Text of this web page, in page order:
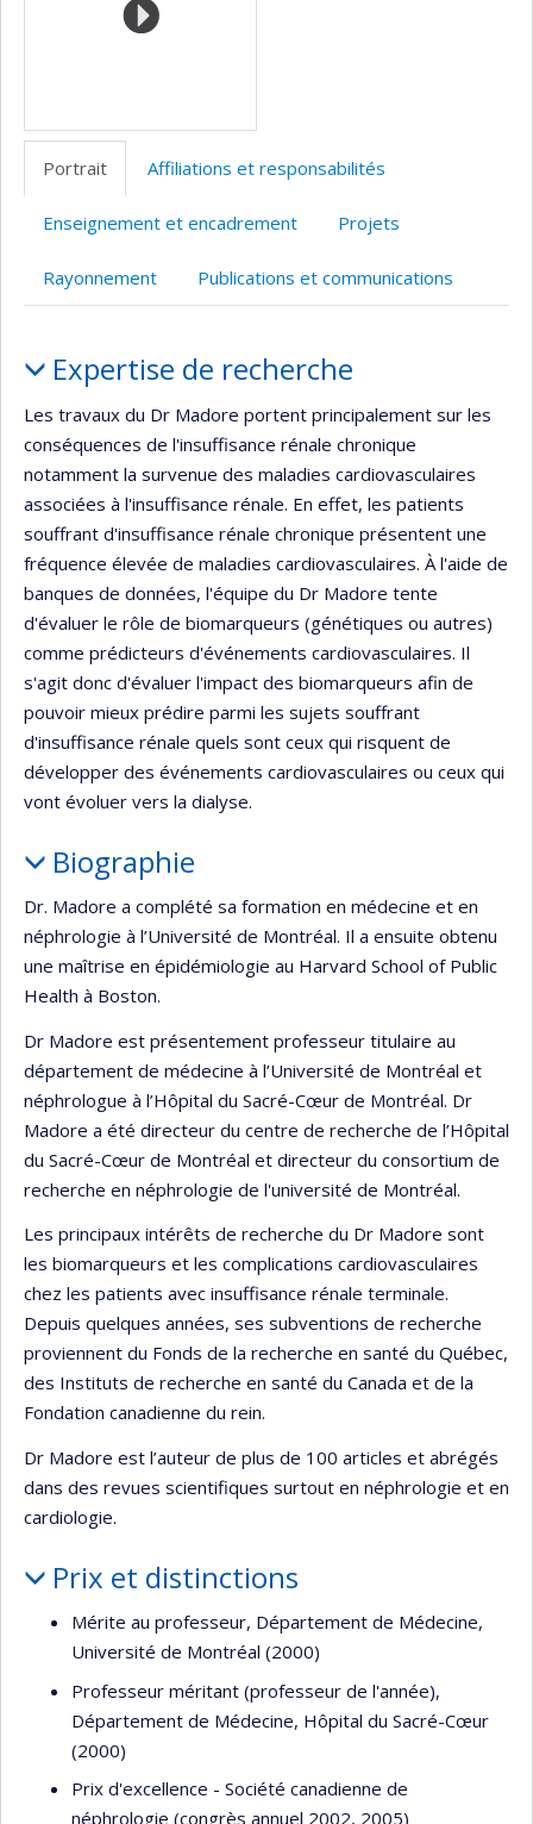
Portrait Affiliations et responsabilités
Enseignement et encadrement Projets
Rayonnement Publications et communications
Expertise de recherche
Les travaux du Dr Madore portent principalement sur les
conséquences de l'insuffisance rénale chronique
notamment la survenue des maladies cardiovasculaires
associées à l'insuffisance rénale. En effet, les patients
souffrant d'insuffisance rénale chronique présentent une
fréquence élevée de maladies cardiovasculaires. À l'aide de
banques de données, l'équipe du Dr Madore tente
d'évaluer le rôle de biomarqueurs (génétiques ou autres)
comme prédicteurs d'événements cardiovasculaires. Il
s'agit donc d'évaluer l'impact des biomarqueurs afin de
pouvoir mieux prédire parmi les sujets souffrant
d'insuffisance rénale quels sont ceux qui risquent de
développer des événements cardiovasculaires ou ceux qui
vont évoluer vers la dialyse.
Biographie
Dr. Madore a complété sa formation en médecine et en
néphrologie à l’Université de Montréal. Il a ensuite obtenu
une maîtrise en épidémiologie au Harvard School of Public
Health à Boston.
Dr Madore est présentement professeur titulaire au
département de médecine à l’Université de Montréal et
néphrologue à l’Hôpital du Sacré-Cœur de Montréal. Dr
Madore a été directeur du centre de recherche de l’Hôpital
du Sacré-Cœur de Montréal et directeur du consortium de
recherche en néphrologie de l'université de Montréal.
Les principaux intérêts de recherche du Dr Madore sont
les biomarqueurs et les complications cardiovasculaires
chez les patients avec insuffisance rénale terminale.
Depuis quelques années, ses subventions de recherche
proviennent du Fonds de la recherche en santé du Québec,
des Instituts de recherche en santé du Canada et de la
Fondation canadienne du rein.
Dr Madore est l’auteur de plus de 100 articles et abrégés
dans des revues scientifiques surtout en néphrologie et en
cardiologie.
Prix et distinctions
Mérite au professeur, Département de Médecine,
Université de Montréal (2000)
Professeur méritant (professeur de l'année),
Département de Médecine, Hôpital du Sacré-Cœur
(2000)
Prix d'excellence - Société canadienne de
néphrologie (congrès annuel 2002, 2005)